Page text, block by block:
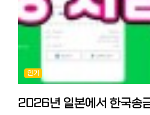
불안했어요. 그래서 저희는 통장 잔
증명까지 싹 다 긁어모아 "우리는 굶
강력하게 어필했습니다. (신원보증
4. 네 번째 관문: 입국관리국 방문과 '무한 대기' 모든 서류
입국관리국(뉴칸)으로 갑니다. 준비물: 증명사진(4x3cm), 여권, 재류카드
(변경 시), 그리고 엄청난 인내심.
현장 스케치: 아침 일찍 갔는데도 대
나면 '접수표'를 줍니다. 이제부터는
시작됩니다.
5. 대망의 결과 발표! 어느 날 우편함에 도착한 엽서 한 장. '수수료
인기